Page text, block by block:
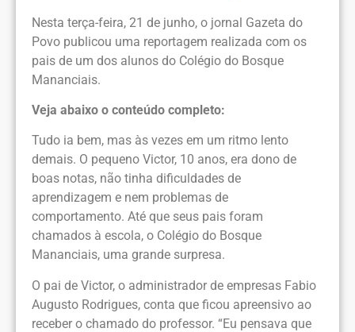
Nesta terça-feira, 21 de junho, o jornal Gazeta do
Povo publicou uma reportagem realizada com os
pais de um dos alunos do Colégio do Bosque
Mananciais.
Veja abaixo o conteúdo completo:
Tudo ia bem, mas às vezes em um ritmo lento
demais. O pequeno Victor, 10 anos, era dono de
boas notas, não tinha dificuldades de
aprendizagem e nem problemas de
comportamento. Até que seus pais foram
chamados à escola, o Colégio do Bosque
Mananciais, uma grande surpresa.
O pai de Victor, o administrador de empresas Fabio
Augusto Rodrigues, conta que ficou apreensivo ao
receber o chamado do professor. “Eu pensava que